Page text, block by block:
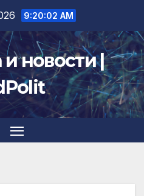
9:20:02 AM
новости |